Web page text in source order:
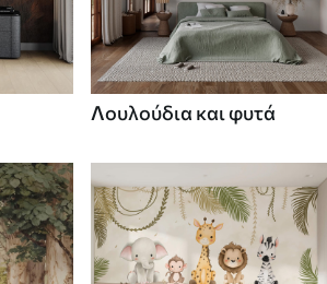
Λουλούδια και φυτά